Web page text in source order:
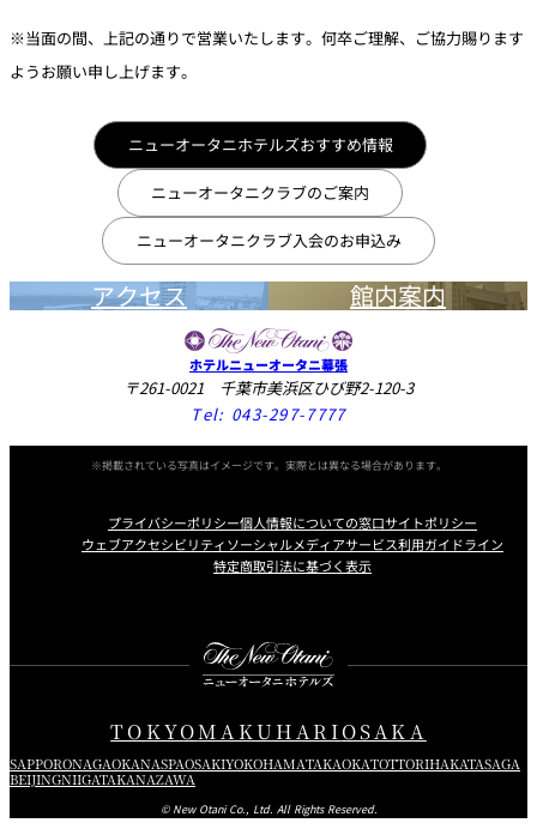
※当面の間、上記の通りで営業いたします。何卒ご理解、ご協力賜ります
ようお願い申し上げます。
ニューオータニホテルズおすすめ情報
ニューオータニクラブのご案内
ニューオータニクラブ入会のお申込み
アクセス 館内案内
ホテルニューオータニ幕張
〒261-0021 千葉市美浜区ひび野2-120-3
Tel: 043-297-7777
※掲載されている写真はイメージです。実際とは異なる場合があります。
プライバシーポリシー個人情報についての窓口サイトポリシー
ウェブアクセシビリティソーシャルメディアサービス利用ガイドライン
特定商取引法に基づく表示
TOKYOMAKUHARIOSAKA
SAPPORONAGAOKANASPAOSAKIYOKOHAMATAKAOKATOTTORIHAKATASAGA
BEIJINGNIIGATAKANAZAWA
© New Otani Co., Ltd. All Rights Reserved.